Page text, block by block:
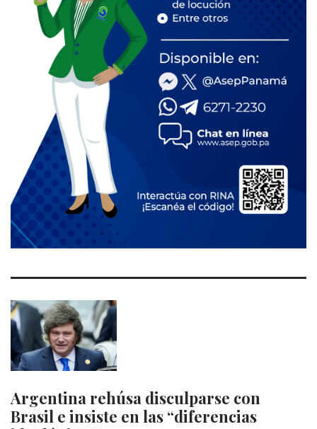
Argentina rehúsa disculparse con
Brasil e insiste en las “diferencias